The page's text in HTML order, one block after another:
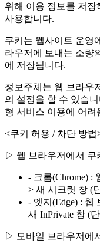
위해 이용 정보를 저장
사용합니다.
쿠키는 웹사이트 운영
라우저에 보내는 소량
에 저장됩니다.
정보주체는 웹 브라우
의 설정을 할 수 있습
형 서비스 이용에 어
<쿠키 허용 / 차단 방법
▷ 웹 브라우저에서 쿠
- 크롬(Chrome) :
> 새 시크릿 창 (
- 엣지(Edge) : 웹
새 InPrivate 창 (
▷ 모바일 브라우저에